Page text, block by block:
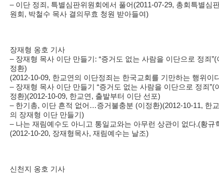
– 이단 정죄, 특별심판위원회에서 풀어(2011-07-29, 총회특별심
원회, 박철수 목사 결의무효 청원 받아들여)
장재형 옹호 기사
– 장재형 목사 이단 만들기: “증거도 없는 사람을 이단으로 정죄”(
정환)
(2012-10-09, 한교연의 이단정죄는 한국교회를 기만하는 행위이
– 장재형 목사 이단 만들기 “증거도 없는 사람을 이단으로 정죄”(
정환)(2012-10-09, 한교연, 출발부터 이단 선포)
– 한기총, 이단 흔적 없어…증거불충분 (이정환)(2012-10-11, 한
의 장재형 이단 만들기)
– 나는 재림예수도 아니고 통일교와는 아무런 상관이 없다.(황규
(2012-10-20, 장재형목사, 재림예수는 날조)
신천지 옹호 기사